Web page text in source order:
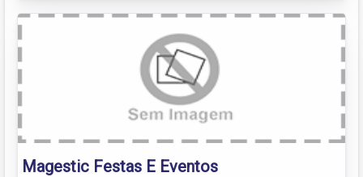
Magestic Festas E Eventos